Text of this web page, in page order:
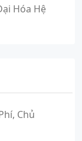
Hóa Hệ
Chủ